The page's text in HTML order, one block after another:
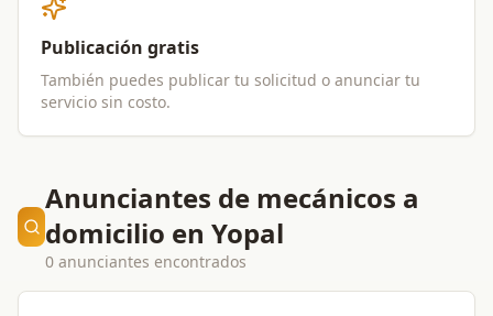
Publicación gratis
También puedes publicar tu solicitud o anunciar tu
servicio sin costo.
Anunciantes de mecánicos a
domicilio en Yopal
0 anunciantes encontrados